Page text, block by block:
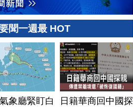
聞一週最 HOT
象廳緊盯白
日籍華商回中國探